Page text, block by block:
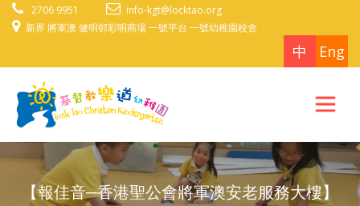
2706 9951
info-kgt@locktao.org
新界 將軍澳 健明邨彩明商場 一號平台 一號幼稚園校舍
中 Eng
【報佳音─香港聖公會將軍澳安老服務大樓】